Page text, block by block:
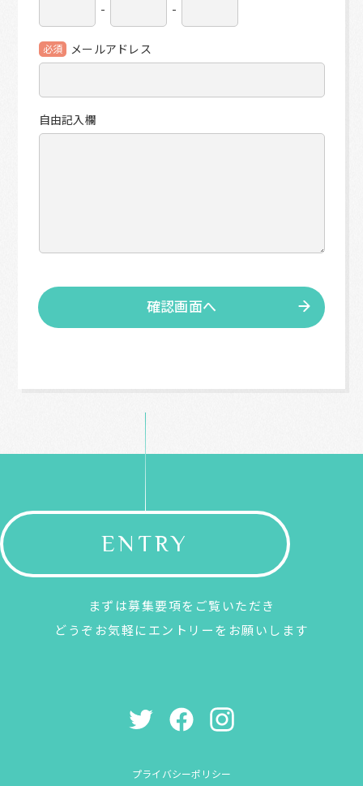
-
-
必須 メールアドレス
自由記入欄
ENTRY
まずは募集要項をご覧いただき
どうぞお気軽にエントリーをお願いします
プライバシーポリシー